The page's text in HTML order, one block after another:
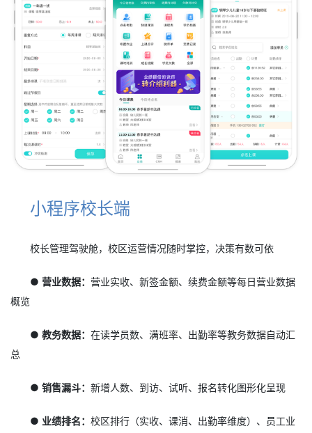
小程序校长端
校长管理驾驶舱，校区运营情况随时掌控，决策有数可依
● 营业数据：营业实收、新签金额、续费金额等每日营业数据
概览
● 教务数据：在读学员数、满班率、出勤率等教务数据自动汇
总
● 销售漏斗：新增人数、到访、试听、报名转化图形化呈现
● 业绩排名：校区排行（实收、课消、出勤率维度）、员工业